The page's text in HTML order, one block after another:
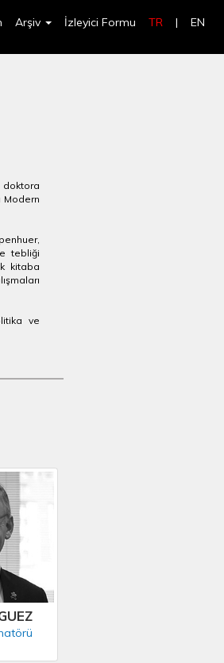
Arşiv İzleyici Formu TR | EN
Modern
tebliği
kitaba
ve